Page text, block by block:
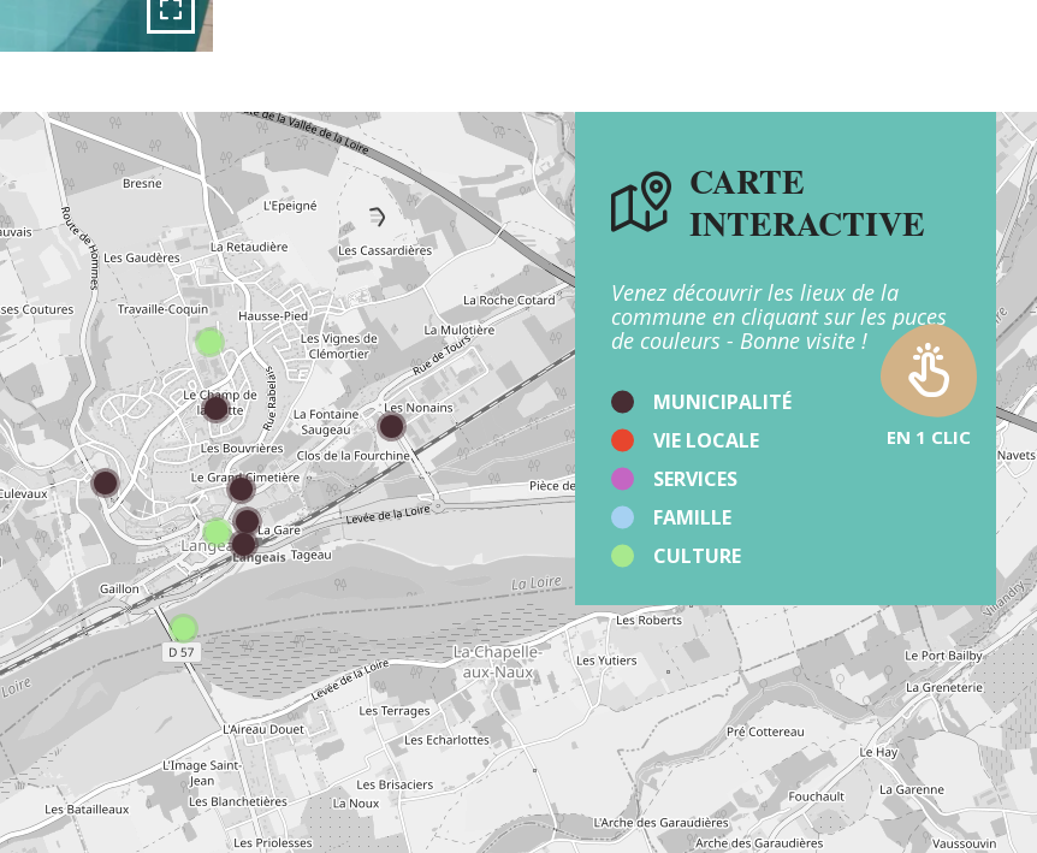
EN 1 CLIC
CARTE
INTERACTIVE
Venez découvrir les lieux de la
commune en cliquant sur les puces
de couleurs - Bonne visite !
MUNICIPALITÉ
VIE LOCALE
SERVICES
FAMILLE
CULTURE